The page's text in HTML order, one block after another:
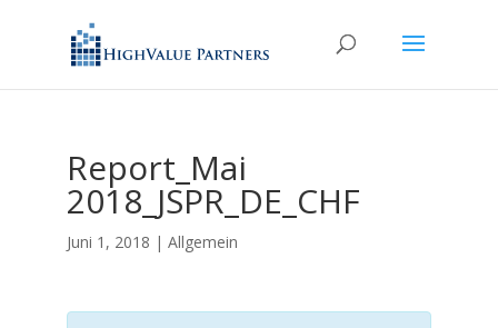
Report_Mai
2018_JSPR_DE_CHF
Juni 1, 2018 | Allgemein